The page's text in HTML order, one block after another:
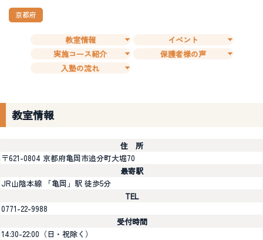
京都府
教室情報
イベント
実施コース紹介
保護者様の声
入塾の流れ
教室情報
住 所
〒621-0804 京都府亀岡市追分町大堀70
最寄駅
JR山陰本線 「亀岡」駅 徒歩5分
TEL
0771-22-9988
受付時間
14:30-22:00（日・祝除く）